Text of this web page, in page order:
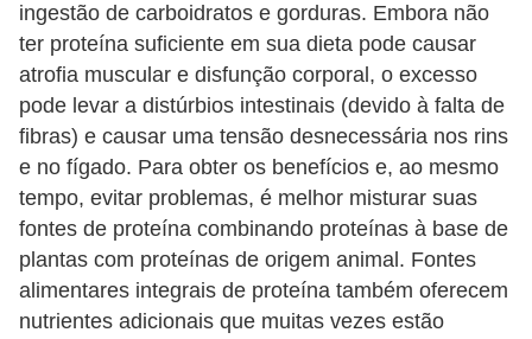
ingestão de carboidratos e gorduras. Embora não
ter proteína suficiente em sua dieta pode causar
atrofia muscular e disfunção corporal, o excesso
pode levar a distúrbios intestinais (devido à falta de
fibras) e causar uma tensão desnecessária nos rins
e no fígado. Para obter os benefícios e, ao mesmo
tempo, evitar problemas, é melhor misturar suas
fontes de proteína combinando proteínas à base de
plantas com proteínas de origem animal. Fontes
alimentares integrais de proteína também oferecem
nutrientes adicionais que muitas vezes estão
t
a
s
m
e
d
i
c
i